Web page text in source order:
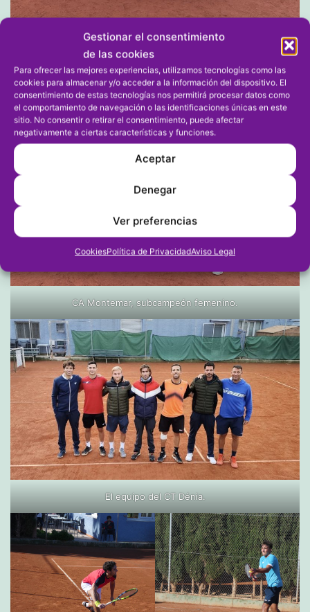
Gestionar el consentimiento
de las cookies
Para ofrecer las mejores experiencias, utilizamos tecnologías como las
cookies para almacenar y/o acceder a la información del dispositivo. El
consentimiento de estas tecnologías nos permitirá procesar datos como
el comportamiento de navegación o las identificaciones únicas en este
sitio. No consentir o retirar el consentimiento, puede afectar
negativamente a ciertas características y funciones.
Aceptar
Denegar
Ver preferencias
CookiesPolítica de PrivacidadAviso Legal
CA Montemar, subcampeón masculino.
CA Montemar, subcampeón femenino.
El equipo del CT Dénia.